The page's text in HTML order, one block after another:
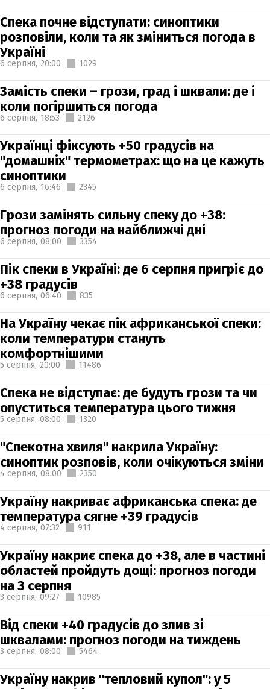
Спека почне відступати: синоптики
розповіли, коли та як зміниться погода в
Україні
6 серпня, 20:00 1029
Замість спеки – грози, град і шквали: де і
коли погіршиться погода
6 серпня, 18:53 2126
Українці фіксують +50 градусів на
"домашніх" термометрах: що на це кажуть
синоптики
6 серпня, 16:46 2345
Грози замінять сильну спеку до +38:
прогноз погоди на найближчі дні
6 серпня, 08:00 3354
Пік спеки в Україні: де 6 серпня пригріє до
+38 градусів
6 серпня, 06:40 835
На Україну чекає пік африканської спеки:
коли температури стануть
комфортнішими
5 серпня, 20:00 11486
Спека не відступає: де будуть грози та чи
опуститься температура цього тижня
5 серпня, 08:00 1320
"Спекотна хвиля" накрила Україну:
синоптик розповів, коли очікуються зміни
4 серпня, 08:00 2350
Україну накриває африканська спека: де
температура сягне +39 градусів
4 серпня, 07:32 911
Україну накриє спека до +38, але в частині
областей пройдуть дощі: прогноз погоди
на 3 серпня
3 серпня, 09:27 10985
Від спеки +40 градусів до злив зі
шквалами: прогноз погоди на тиждень
3 серпня, 08:00 5464
Україну накрив "тепловий купол": у 5